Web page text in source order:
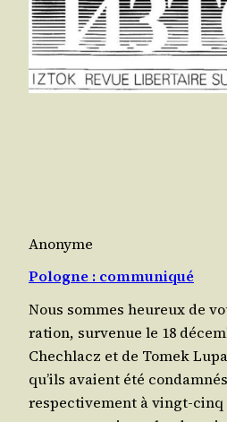
Anonyme
Pologne : communiqué
Nous sommes heu­reux de
ra­tion, sur­ve­nue le 18
Che­chlacz et de Tomek
qu’ils avaient été
res­pec­ti­ve­ment à vingt-